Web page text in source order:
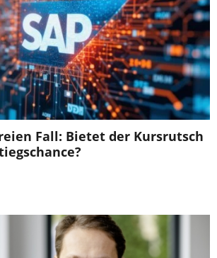
Fall: Bietet der Kursrutsch